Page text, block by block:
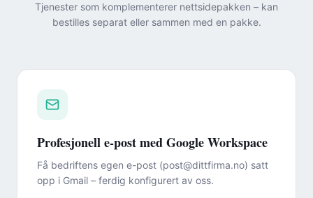
Tjenester som komplementerer nettsidepakken – kan
bestilles separat eller sammen med en pakke.
Profesjonell e-post med Google Workspace
Få bedriftens egen e-post (post@dittfirma.no) satt
opp i Gmail – ferdig konfigurert av oss.